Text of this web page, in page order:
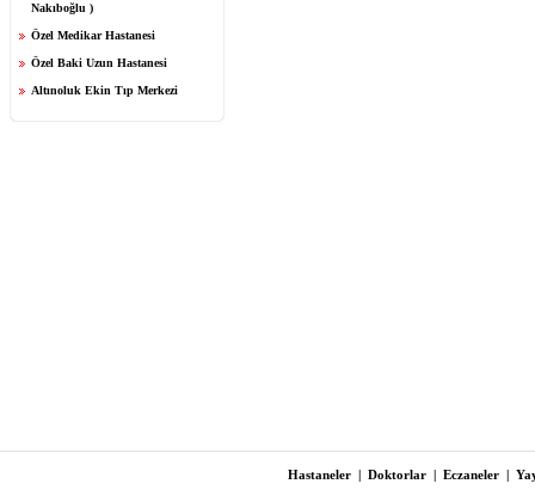
Nakıboğlu )
Özel Medikar Hastanesi
Özel Baki Uzun Hastanesi
Altınoluk Ekin Tıp Merkezi
Hastaneler | Doktorlar | Eczaneler |